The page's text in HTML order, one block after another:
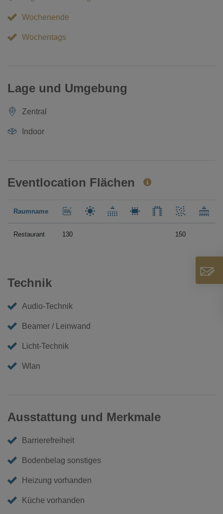
Wochenende
Wochentags
Lage und Umgebung
Zentral
Indoor
Eventlocation Flächen
Raumname
Restaurant 130 150
Technik
Audio-Technik
Beamer / Leinwand
Licht-Technik
Wlan
Ausstattung und Merkmale
Barrierefreiheit
Bodenbelag sonstiges
Heizung vorhanden
Küche vorhanden